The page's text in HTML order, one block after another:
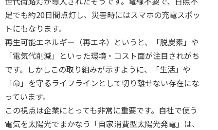
足でも約20日間点灯し、災害時にはスマホの充電スポッ
トにもなります。
再生可能エネルギー（再エネ）というと、「脱炭素」や
「電気代削減」といった環境・コスト面が注目されがち
です。しかしこの取り組みが示すように、「生活」や
「命」を守るライフラインとして切り離せない存在にな
っています。
この視点は企業にとっても非常に重要です。自社で使う
電気を太陽光でまかなう「自家消費型太陽光発電」は、